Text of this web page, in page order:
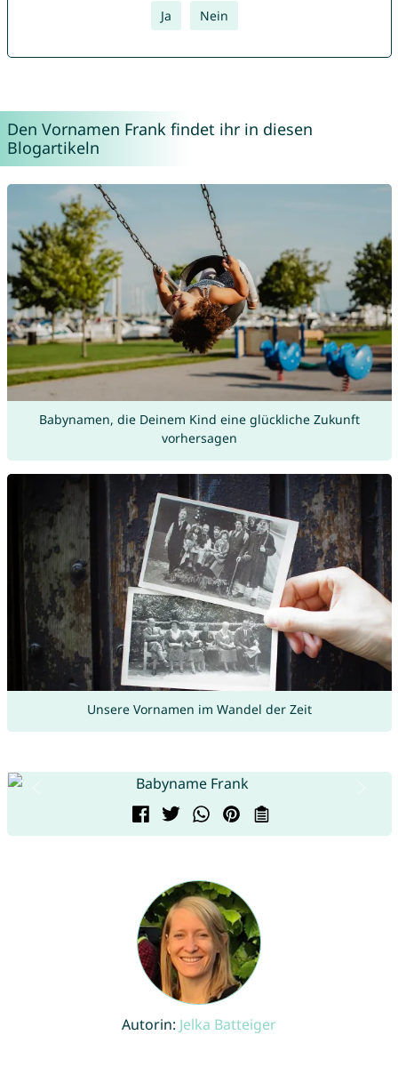
Ja Nein
Den Vornamen Frank findet ihr in diesen
Blogartikeln
Babynamen, die Deinem Kind eine glückliche Zukunft
vorhersagen
Unsere Vornamen im Wandel der Zeit
Autorin: Jelka Batteiger